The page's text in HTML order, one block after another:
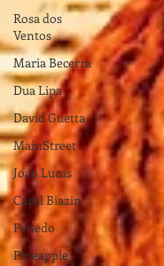
Rosa dos
Ventos
Maria Becerra
Dua Lipa
David Guetta
MainStreet
João Lucas
Carol Biazin
Penedo
Pineapple